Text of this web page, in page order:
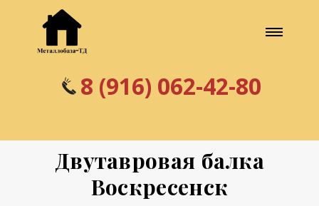
8 (916) 062-42-80
Двутавровая балка
Воскресенск